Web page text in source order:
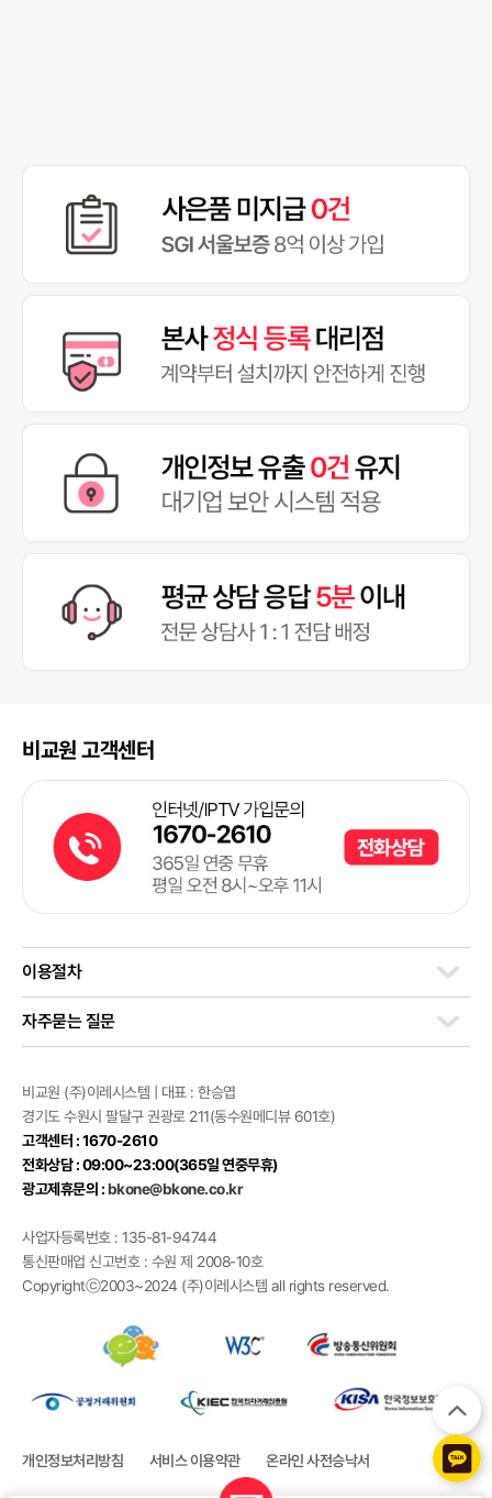
비교원 고객센터
이용절차
자주묻는 질문
비교원 (주)이레시스템 | 대표 : 한승엽
경기도 수원시 팔달구 권광로 211(동수원메디뷰 601호)
고객센터 : 1670-2610
전화상담 : 09:00~23:00(365일 연중무휴)
광고제휴문의 :bkone@bkone.co.kr
사업자등록번호 : 135-81-94744
통신판매업 신고번호 : 수원 제 2008-10호
Copyrightⓒ2003~2024 (주)이레시스템 all rights reserved.
개인정보처리방침 서비스 이용약관 온라인 사전승낙서